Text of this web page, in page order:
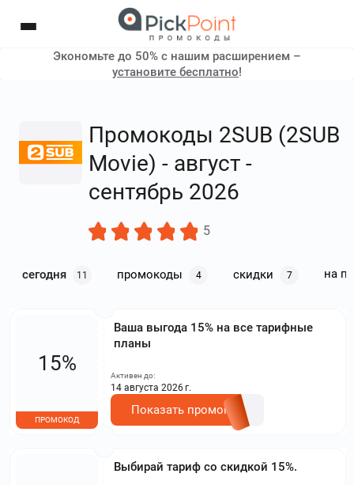
Экономьте до 50% с нашим расширением –
установите бесплатно!
Промокоды 2SUB (2SUB
Movie) - август -
сентябрь 2026
5
сегодня 11 промокоды 4 скидки 7 на
Ваша выгода 15% на все тарифные
планы
15%
ПРОМОКОД
Активен до:
14 августа 2026 г.
Показать промокод
Выбирай тариф со скидкой 15%.